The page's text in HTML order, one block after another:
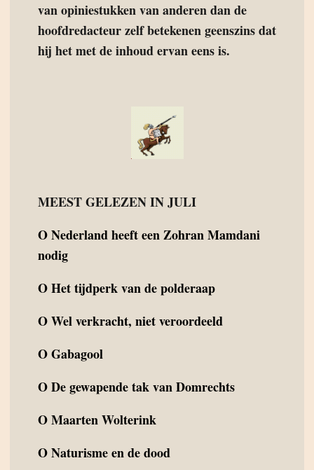
van opiniestukken van anderen dan de
hoofdredacteur zelf betekenen geenszins dat
hij het met de inhoud ervan eens is.
MEEST GELEZEN IN JULI
ONederland heeft een Zohran Mamdani
nodig
OHet tijdperk van de polderaap
OWel verkracht, niet veroordeeld
OGabagool
ODe gewapende tak van Domrechts
OMaarten Wolterink
ONaturisme en de dood